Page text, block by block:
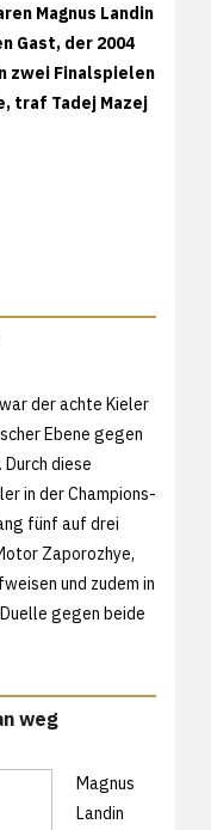
Magnus Landin
Gast, der 2004
zwei Finalspielen
traf Tadej Mazej
der achte Kieler
Ebene gegen
diese
in der Champions-
fünf auf drei
Zaporozhye,
und zudem in
gegen beide
weg
Magnus
Landin